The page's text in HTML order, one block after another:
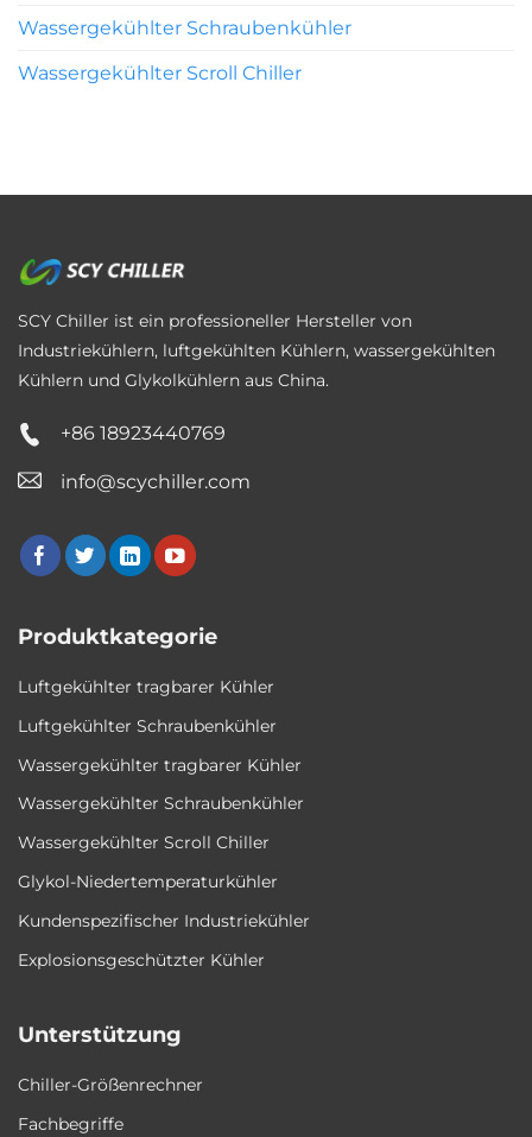
Wassergekühlter Schraubenkühler
Wassergekühlter Scroll Chiller
SCY Chiller ist ein professioneller Hersteller von
Industriekühlern, luftgekühlten Kühlern, wassergekühlten
Kühlern und Glykolkühlern aus China.
+86 18923440769
info@scychiller.com
Produktkategorie
Luftgekühlter tragbarer Kühler
Luftgekühlter Schraubenkühler
Wassergekühlter tragbarer Kühler
Wassergekühlter Schraubenkühler
Wassergekühlter Scroll Chiller
Glykol-Niedertemperaturkühler
Kundenspezifischer Industriekühler
Explosionsgeschützter Kühler
Unterstützung
Chiller-Größenrechner
Fachbegriffe